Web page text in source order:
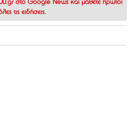
στο Google News και μάθετε πρώτοι
τις ειδήσεις.